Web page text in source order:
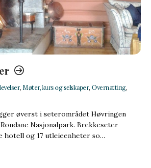
, Møter, kurs og selskaper, Overnatting,
øverst i seterområdet Høvringen
Nasjonalpark. Brekkeseter
hotell og 17 utleieenheter so…